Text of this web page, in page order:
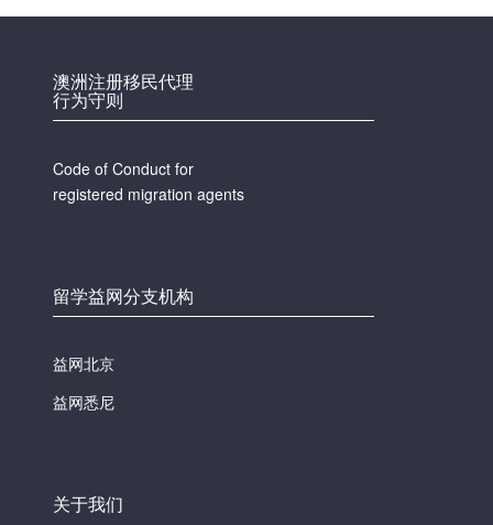
澳洲注册移民代理
行为守则
Code of Conduct for
registered migration agents
留学益网分支机构
益网北京
益网悉尼
关于我们